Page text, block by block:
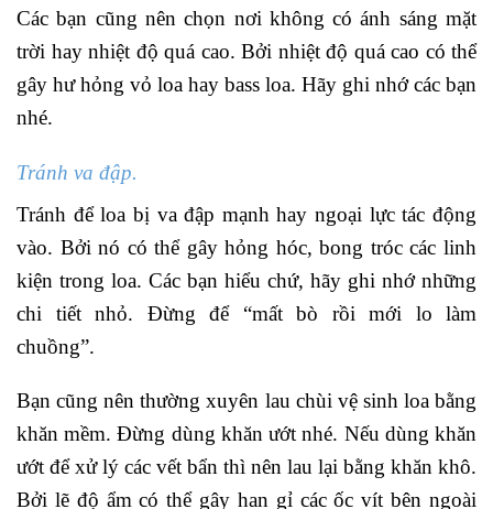
Các bạn cũng nên chọn nơi không có ánh sáng mặt
trời hay nhiệt độ quá cao. Bởi nhiệt độ quá cao có thể
gây hư hỏng vỏ loa hay bass loa. Hãy ghi nhớ các bạn
nhé.
Tránh va đập.
Tránh để loa bị va đập mạnh hay ngoại lực tác động
vào. Bởi nó có thể gây hỏng hóc, bong tróc các linh
kiện trong loa. Các bạn hiểu chứ, hãy ghi nhớ những
chi tiết nhỏ. Đừng để “mất bò rồi mới lo làm
chuồng”.
Bạn cũng nên thường xuyên lau chùi vệ sinh loa bằng
khăn mềm. Đừng dùng khăn ướt nhé. Nếu dùng khăn
ướt để xử lý các vết bẩn thì nên lau lại bằng khăn khô.
Bởi lẽ độ ẩm có thể gây han gỉ các ốc vít bên ngoài